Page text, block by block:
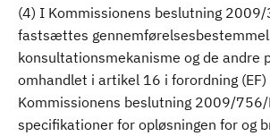
(4) I Kommissionens beslutning
fastsættes
konsultationsmekanisme og de andre
omhandlet i artikel 16 i forordning
Kommissionens beslutning 2009/
specifikationer for opløsningen for og